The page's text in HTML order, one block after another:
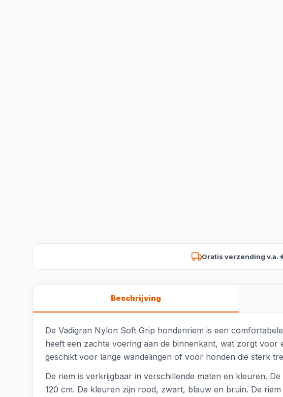
Gratis verzending v.a.
Beschrijving
De Vadigran Nylon Soft Grip hondenriem is een
heeft een zachte voering aan de binnenkant, wat zorgt voor
geschikt voor lange wandelingen of voor honden die sterk
De riem is verkrijgbaar in verschillende maten en kleuren.
120 cm. De kleuren zijn rood, zwart, blauw en bruin. De